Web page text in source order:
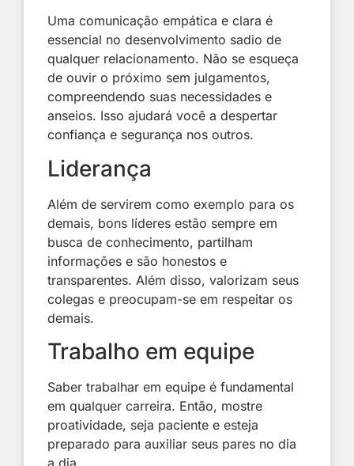
Uma comunicação empática e clara é
essencial no desenvolvimento sadio de
qualquer relacionamento. Não se esqueça
de ouvir o próximo sem julgamentos,
compreendendo suas necessidades e
anseios. Isso ajudará você a despertar
confiança e segurança nos outros.
Liderança
Além de servirem como exemplo para os
demais, bons líderes estão sempre em
busca de conhecimento, partilham
informações e são honestos e
transparentes. Além disso, valorizam seus
colegas e preocupam-se em respeitar os
demais.
Trabalho em equipe
Saber trabalhar em equipe é fundamental
em qualquer carreira. Então, mostre
proatividade, seja paciente e esteja
preparado para auxiliar seus pares no dia